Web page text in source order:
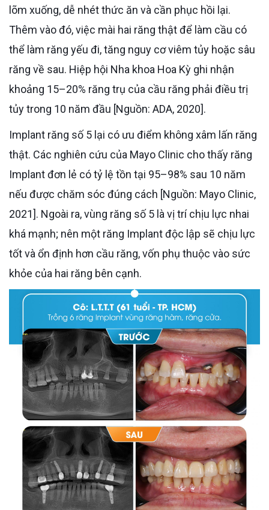
lõm xuống, dễ nhét thức ăn và cần phục hồi lại.
Thêm vào đó, việc mài hai răng thật để làm cầu có
thể làm răng yếu đi, tăng nguy cơ viêm tủy hoặc sâu
răng về sau. Hiệp hội Nha khoa Hoa Kỳ ghi nhận
khoảng 15–20% răng trụ của cầu răng phải điều trị
tủy trong 10 năm đầu [Nguồn: ADA, 2020].
Implant răng số 5 lại có ưu điểm không xâm lấn răng
thật. Các nghiên cứu của Mayo Clinic cho thấy răng
Implant đơn lẻ có tỷ lệ tồn tại 95–98% sau 10 năm
nếu được chăm sóc đúng cách [Nguồn: Mayo Clinic,
2021]. Ngoài ra, vùng răng số 5 là vị trí chịu lực nhai
khá mạnh; nên một răng Implant độc lập sẽ chịu lực
tốt và ổn định hơn cầu răng, vốn phụ thuộc vào sức
khỏe của hai răng bên cạnh.